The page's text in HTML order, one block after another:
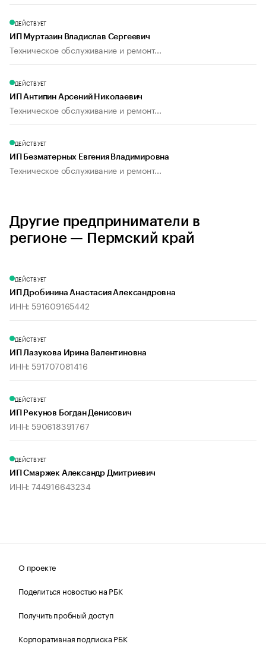
ДЕЙСТВУЕТ
ИП Муртазин Владислав Сергеевич
Техническое обслуживание и ремонт...
ДЕЙСТВУЕТ
ИП Антипин Арсений Николаевич
Техническое обслуживание и ремонт...
ДЕЙСТВУЕТ
ИП Безматерных Евгения Владимировна
Техническое обслуживание и ремонт...
Другие предприниматели в
регионе — Пермский край
ДЕЙСТВУЕТ
ИП Дробинина Анастасия Александровна
ИНН: 591609165442
ДЕЙСТВУЕТ
ИП Лазукова Ирина Валентиновна
ИНН: 591707081416
ДЕЙСТВУЕТ
ИП Рекунов Богдан Денисович
ИНН: 590618391767
ДЕЙСТВУЕТ
ИП Смаржек Александр Дмитриевич
ИНН: 744916643234
О проекте
Поделиться новостью на РБК
Получить пробный доступ
Корпоративная подписка РБК